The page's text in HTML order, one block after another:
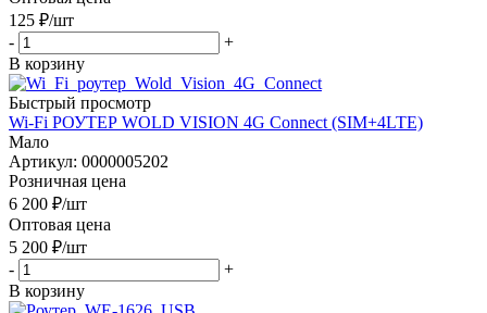
125 ₽/шт
-
+
В корзину
Быстрый просмотр
Wi-Fi РОУТЕР WOLD VISION 4G Connect (SIM+4LTE)
Мало
Артикул: 0000005202
Розничная цена
6 200 ₽/шт
Оптовая цена
5 200 ₽/шт
-
+
В корзину